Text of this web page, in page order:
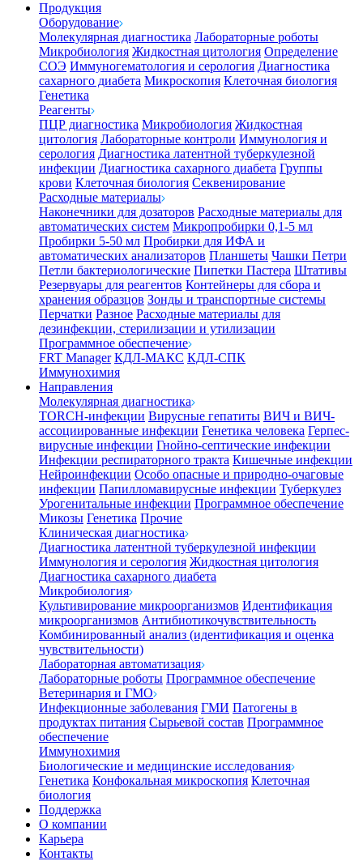
Продукция
Оборудование
Молекулярная диагностика Лабораторные роботы
Микробиология Жидкостная цитология Определение
СОЭ Иммуногематология и серология Диагностика
сахарного диабета Микроскопия Клеточная биология
Генетика
Реагенты
ПЦР диагностика Микробиология Жидкостная
цитология Лабораторные контроли Иммунология и
серология Диагностика латентной туберкулезной
инфекции Диагностика сахарного диабета Группы
крови Клеточная биология Секвенирование
Расходные материалы
Наконечники для дозаторов Расходные материалы для
автоматических систем Микропробирки 0,1-5 мл
Пробирки 5-50 мл Пробирки для ИФА и
автоматических анализаторов Планшеты Чашки Петри
Петли бактериологические Пипетки Пастера Штативы
Резервуары для реагентов Контейнеры для сбора и
хранения образцов Зонды и транспортные системы
Перчатки Разное Расходные материалы для
дезинфекции, стерилизации и утилизации
Программное обеспечение
FRT Manager КДЛ-МАКС КДЛ-СПК
Иммунохимия
Направления
Молекулярная диагностика
TORCH-инфекции Вирусные гепатиты ВИЧ и ВИЧ-
ассоциированные инфекции Генетика человека Герпес-
вирусные инфекции Гнойно-септические инфекции
Инфекции респираторного тракта Кишечные инфекции
Нейроинфекции Особо опасные и природно-очаговые
инфекции Папилломавирусные инфекции Туберкулез
Урогенитальные инфекции Программное обеспечение
Микозы Генетика Прочие
Клиническая диагностика
Диагностика латентной туберкулезной инфекции
Иммунология и серология Жидкостная цитология
Диагностика сахарного диабета
Микробиология
Культивирование микроорганизмов Идентификация
микроорганизмов Антибиотикочувствительность
Комбинированный анализ (идентификация и оценка
чувствительности)
Лабораторная автоматизация
Лабораторные роботы Программное обеспечение
Ветеринария и ГМО
Инфекционные заболевания ГМИ Патогены в
продуктах питания Сырьевой состав Программное
обеспечение
Иммунохимия
Биологические и медицинские исследования
Генетика Конфокальная микроскопия Клеточная
биология
Поддержка
О компании
Карьера
Контакты